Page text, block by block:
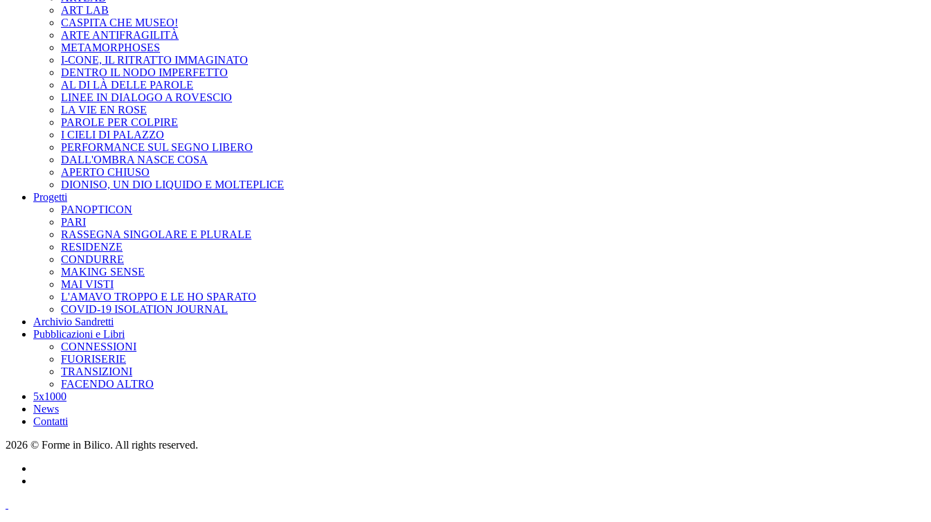
ART LAB
CASPITA CHE MUSEO!
ARTE ANTIFRAGILITÀ
METAMORPHOSES
I-CONE, IL RITRATTO IMMAGINATO
DENTRO IL NODO IMPERFETTO
AL DI LÀ DELLE PAROLE
LINEE IN DIALOGO A ROVESCIO
LA VIE EN ROSE
PAROLE PER COLPIRE
I CIELI DI PALAZZO
PERFORMANCE SUL SEGNO LIBERO
DALL'OMBRA NASCE COSA
APERTO CHIUSO
DIONISO, UN DIO LIQUIDO E MOLTEPLICE
Progetti
PANOPTICON
PARI
RASSEGNA SINGOLARE E PLURALE
RESIDENZE
CONDURRE
MAKING SENSE
MAI VISTI
L'AMAVO TROPPO E LE HO SPARATO
COVID-19 ISOLATION JOURNAL
Archivio Sandretti
Pubblicazioni e Libri
CONNESSIONI
FUORISERIE
TRANSIZIONI
FACENDO ALTRO
5x1000
News
Contatti
2026 © Forme in Bilico. All rights reserved.